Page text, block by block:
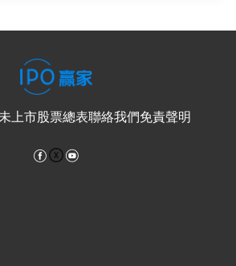
未上市股票總表聯絡我們免責聲明
Facebook